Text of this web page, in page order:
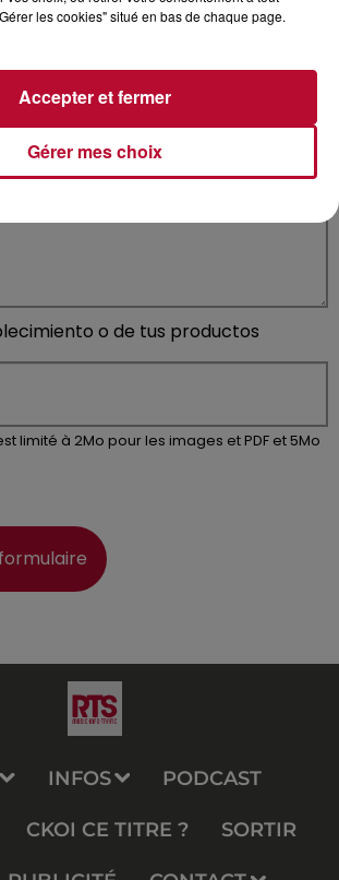
beneficios emocionales y funcionales
o de tus productos
limité à 2Mo pour les images et PDF et 5Mo
INFOS PODCAST
CKOI CE TITRE ? SORTIR
les cookies" situé en bas de chaque page.
Gérer mes choix
Accepter et fermer